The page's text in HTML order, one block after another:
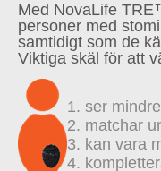
Med NovaLife
personer med
samtidigt som de
Viktiga skäl för att
1. ser
2. matchar
3. kan vara
4.